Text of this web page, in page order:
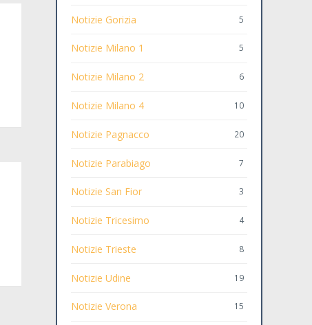
Notizie Gorizia 5
Notizie Milano 1 5
Notizie Milano 2 6
Notizie Milano 4 10
Notizie Pagnacco 20
Notizie Parabiago 7
Notizie San Fior 3
Notizie Tricesimo 4
Notizie Trieste 8
Notizie Udine 19
Notizie Verona 15